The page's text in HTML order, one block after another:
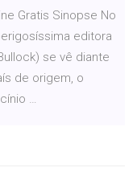
Gratis Sinopse No
editora
se vê diante
de origem, o
…